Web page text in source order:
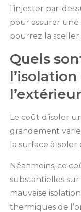
l’injecter par-
pour assurer une
pourrez la sceller
Quels
Le coût d’isoler
grandement
la surface à
Néanmoins, ce
substantielles
mauvaise
thermiques de